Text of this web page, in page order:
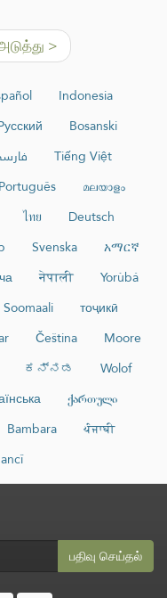
>
Indonesia
Bosanski
Tiếng Việt
Português
മലയാളം
ไทย
Deutsch
Svenska
አማርኛ
नेपाली
Yorùbá
Soomaali
тоҷикӣ
Čeština
Moore
ಕನ್ನಡ
Wolof
ქართული
Bambara
ਪੰਜਾਬੀ
பதிவு செய்தல்